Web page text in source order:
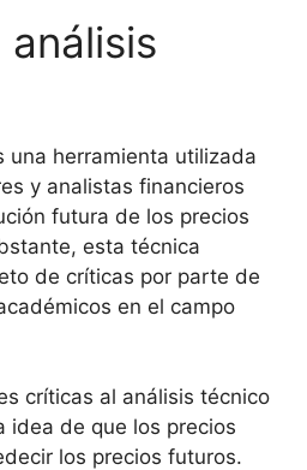
una herramienta utilizada
y analistas financieros
futura de los precios
esta técnica
de críticas por parte de
en el campo
críticas al análisis técnico
idea de que los precios
los precios futuros.